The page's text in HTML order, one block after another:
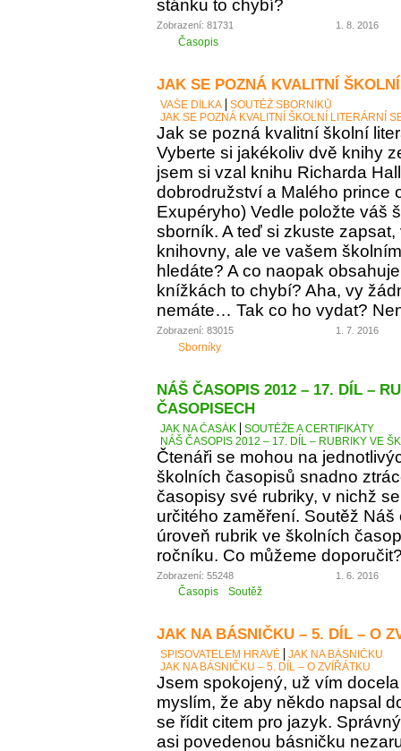
stánku to chybí?
Zobrazení: 81731 1. 8. 2016
Časopis
JAK SE POZNÁ KVALITNÍ
VAŠE DÍLKA
SOUTĚŽ SBORNÍKŮ
JAK SE POZNÁ KVALITNÍ ŠKOLNÍ LITERÁRNÍ
Jak se pozná kvalitní školní
Vyberte si jakékoliv dvě knihy
jsem si vzal knihu Richarda
dobrodružství a Malého prince
Exupéryho) Vedle položte váš
sborník. A teď si zkuste
knihovny, ale ve vašem
hledáte? A co naopak
knížkách to chybí? Aha, vy
nemáte… Tak co ho vydat?
Zobrazení: 83015 1. 7. 2016
Sborníky
NÁŠ ČASOPIS 2012 – 17. DÍL –
ČASOPISECH
JAK NA ČASÁK
SOUTĚŽE A CERTIFIKÁTY
NÁŠ ČASOPIS 2012 – 17. DÍL – RUBRIKY VE
Čtenáři se mohou na
školních časopisů snadno
časopisy své rubriky, v nichž
určitého zaměření. Soutěž
úroveň rubrik ve školních
ročníku. Co můžeme
Zobrazení: 55248 1. 6. 2016
Časopis Soutěž
JAK NA BÁSNIČKU – 5. DÍL – O
SPISOVATELEM HRAVĚ
JAK NA BÁSNIČKU
JAK NA BÁSNIČKU – 5. DÍL – O ZVÍŘÁTKU
Jsem spokojený, už vím
myslím, že aby někdo napsal
se řídit citem pro jazyk.
asi povedenou básničku